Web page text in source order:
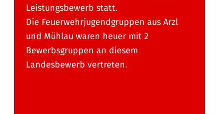
Leistungsbewerb statt.
Die Feuerwehrjugendgruppen aus Arzl
und Mühlau waren heuer mit 2
Bewerbsgruppen an diesem
Landesbewerb vertreten.